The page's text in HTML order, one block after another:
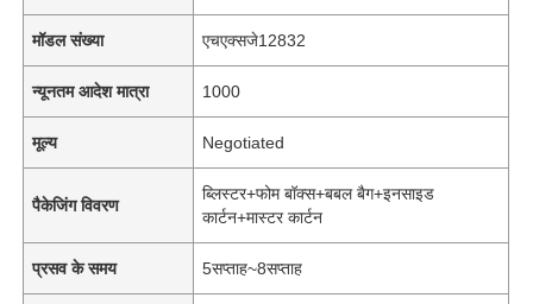
मॉडल संख्या एचएक्सजे12832
न्यूनतम आदेश मात्रा 1000
मूल्य Negotiated
पैकेजिंग विवरण
ब्लिस्टर+फोम बॉक्स+बबल बैग+इनसाइड
कार्टन+मास्टर कार्टन
प्रसव के समय 5सप्ताह~8सप्ताह